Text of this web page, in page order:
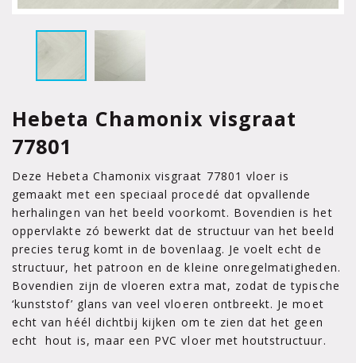
Hebeta Chamonix visgraat
77801
Deze Hebeta Chamonix visgraat 77801 vloer is
gemaakt met een speciaal procedé dat opvallende
herhalingen van het beeld voorkomt. Bovendien is het
oppervlakte zó bewerkt dat de structuur van het beeld
precies terug komt in de bovenlaag. Je voelt echt de
structuur, het patroon en de kleine onregelmatigheden.
Bovendien zijn de vloeren extra mat, zodat de typische
‘kunststof’ glans van veel vloeren ontbreekt. Je moet
echt van héél dichtbij kijken om te zien dat het geen
echt hout is, maar een PVC vloer met houtstructuur.